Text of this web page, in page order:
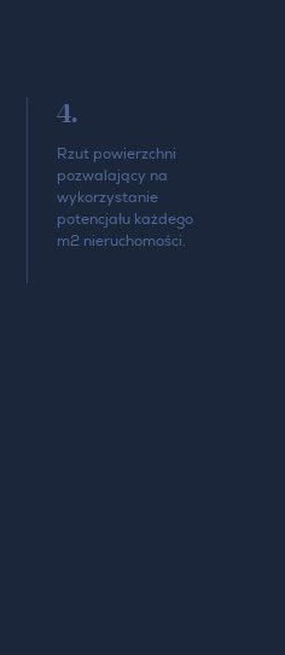
4.
Rzut powierzchni
pozwalający na
wykorzystanie
potencjału każdego
m2 nieruchomości.